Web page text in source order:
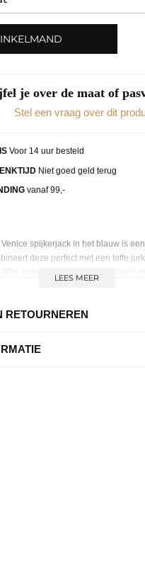
je over de maat of
Stel een vraag over dit
Voor 14 uur besteld
Niet goed geld terug
vanaf 99,-
spijkerjack in het blauw is
deze perfect met een toffe
katoen en heeft een uitstaand
LEES MEER
RETOURNEREN